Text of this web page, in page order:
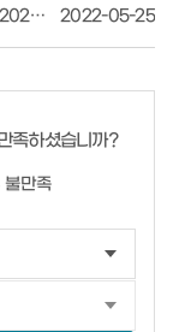
석사동 마을방역단 방역 활동 전개(2022년 5월 2차) 2022-05-25
족하셨습니까?
불만족